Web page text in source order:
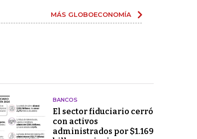
MÁS GLOBOECONOMÍA
BANCOS
El sector fiduciario cerró
con activos
administrados por $1.169